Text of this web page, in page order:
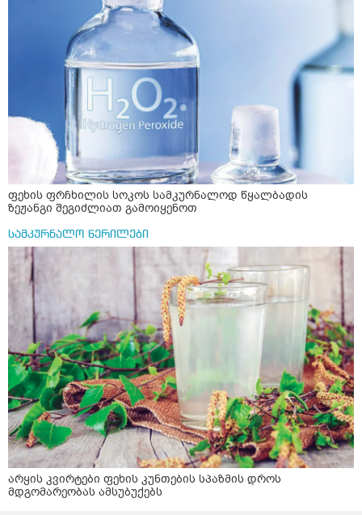
ფეხის ფრჩხილის სოკოს სამკურნალოდ წყალბადის
ზეჟანგი შეგიძლიათ გამოიყენოთ
სამკურნალო წერილები
არყის კვირტები ფეხის კუნთების სპაზმის დროს
მდგომარეობას ამსუბუქებს